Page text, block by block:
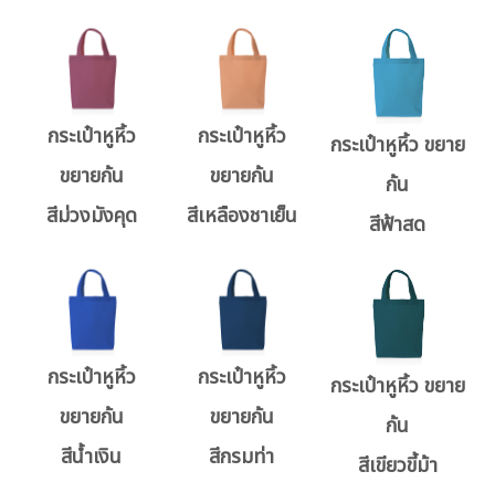
กระเป๋าหูหิ้ว
ขยายก้น
สีม่วงมังคุด
กระเป๋าหูหิ้ว
ขยายก้น
สีเหลืองชาเย็น
กระเป๋าหูหิ้ว ขยาย
ก้น
สีฟ้าสด
กระเป๋าหูหิ้ว
ขยายก้น
สีน้ำเงิน
กระเป๋าหูหิ้ว
ขยายก้น
สีกรมท่า
กระเป๋าหูหิ้ว ขยาย
ก้น
สีเขียวขี้ม้า